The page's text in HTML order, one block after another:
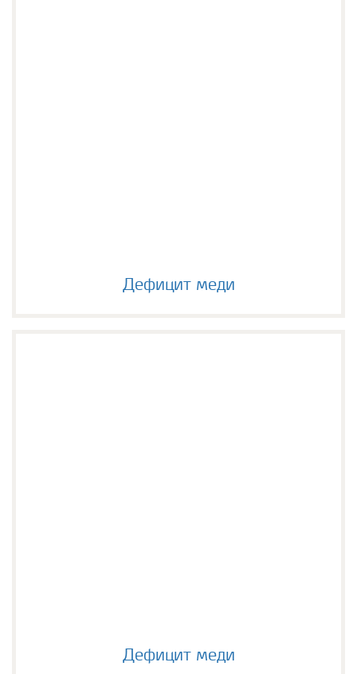
Дефицит меди
Дефицит меди
Дефицит меди
Дефицит меди